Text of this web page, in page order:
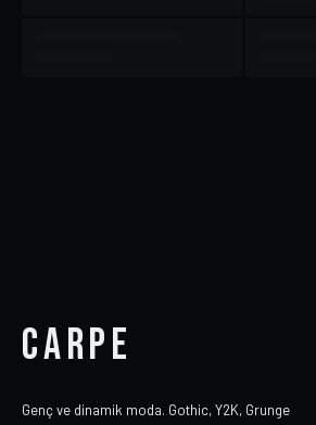
CARPE
Genç ve dinamik moda. Gothic, Y2K, Grunge